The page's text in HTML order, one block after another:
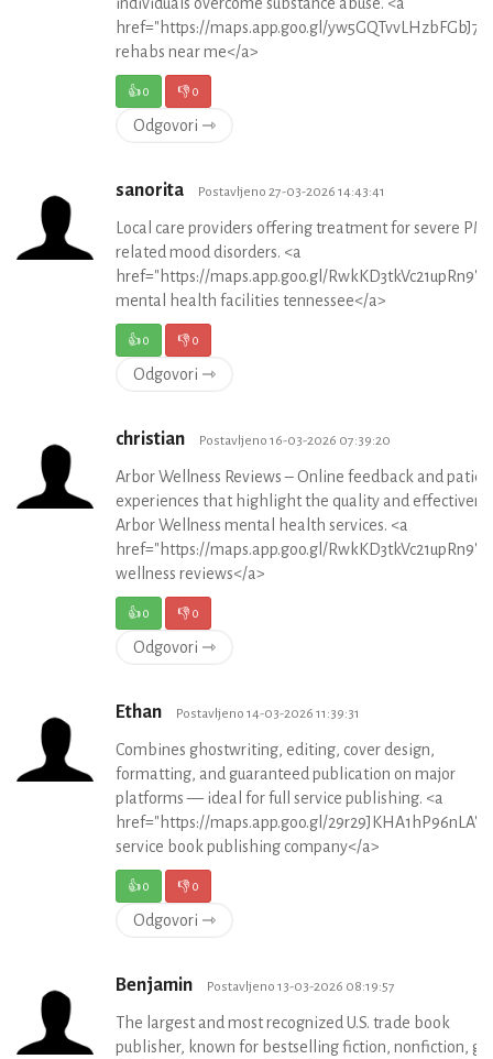
href="https://maps.app.goo.gl/
rehabs near me</a>
👍0 👎0
Odgovori ⇾
sanorita Postavljeno 27-03-2026 14:43:41
Local care providers offering treatment for severe
related mood disorders. <a
href="https://maps.app.goo.gl/
mental health facilities tennessee</a>
👍0 👎0
Odgovori ⇾
christian Postavljeno 16-03-2026 07:39:20
Arbor Wellness Reviews – Online feedback and
experiences that highlight the quality and
Arbor Wellness mental health services. <a
href="https://maps.app.goo.gl/
wellness reviews</a>
👍0 👎0
Odgovori ⇾
Ethan Postavljeno 14-03-2026 11:39:31
Combines ghostwriting, editing, cover design,
formatting, and guaranteed publication on major
platforms — ideal for full service publishing. <a
href="https://maps.app.goo.gl/
service book publishing company</a>
👍0 👎0
Odgovori ⇾
Benjamin Postavljeno 13-03-2026 08:19:57
The largest and most recognized U.S. trade book
publisher, known for bestselling fiction, nonfiction,